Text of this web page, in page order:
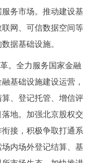
务市场。推动建设基
网、可信数据空间等
据基础设施。
。全力服务国家金融
基础设施建设运营，
、登记托管、增信评
地。加强北京股权交
接，积极争取打通系
内场外登记结算、基